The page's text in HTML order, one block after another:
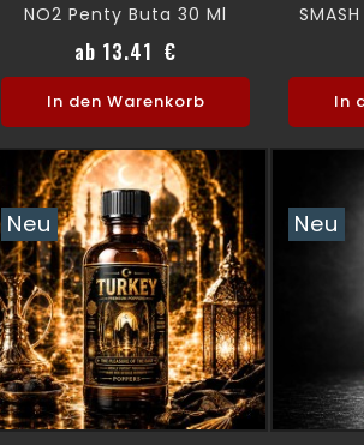
NO2 Penty Buta 30 Ml
ab 13.41 €
In den Warenkorb In
Neu Neu